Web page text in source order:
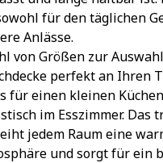
für den täglichen
Anlässe.
von Größen zur
perfekt an Ihren
für einen kleinen
im Esszimmer. Das
jedem Raum eine
und sorgt für ein